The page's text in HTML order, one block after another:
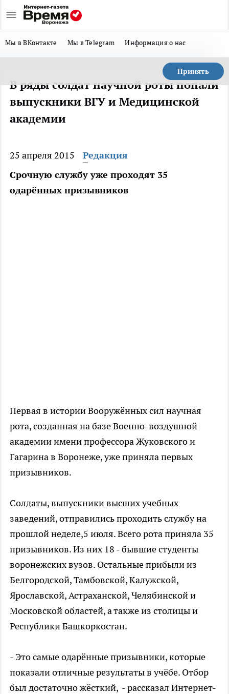
Мы в ВКонтакте Мы в Telegram Информация о нас
Принять
В ряды солдат научной роты попали
выпускники ВГУ и Медицинской
академии
25 апреля 2015
Редакция
Срочную службу уже проходят 35
одарённых призывников
Первая в истории Вооружённых сил научная
рота, созданная на базе Военно-воздушной
академии имени профессора Жуковского и
Гагарина в Воронеже, уже приняла первых
призывников.
Солдаты, выпускники высших учебных
заведений, отправились проходить службу на
прошлой неделе,5 июля. Всего рота приняла 35
призывников. Из них 18 - бывшие студенты
воронежских вузов. Остальные прибыли из
Белгородской, Тамбовской, Калужской,
Ярославской, Астраханской, Челябинской и
Московской областей, а также из столицы и
Республики Башкоркостан.
- Это самые одарённые призывники, которые
показали отличные результаты в учёбе. Отбор
был достаточно жёсткий, - рассказал Интернет-